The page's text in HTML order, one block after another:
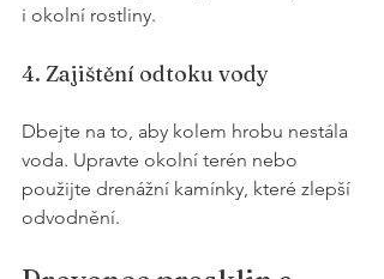
i okolní rostliny.
4. Zajištění odtoku vody
Dbejte na to, aby kolem hrobu nestála
voda. Upravte okolní terén nebo
použijte drenážní kamínky, které zlepší
odvodnění.